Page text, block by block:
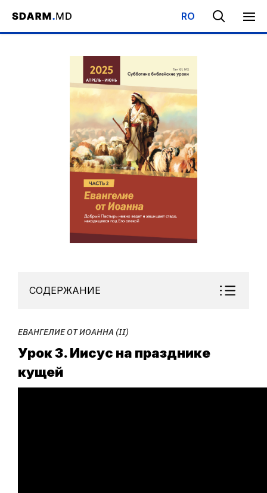
RO
Начало / Библиотека / Субботняя Школа / Евангелие от
СОДЕРЖАНИЕ
ЕВАНГЕЛИЕ ОТ ИОАННА (II)
Урок 3. Иисус на празднике
кущей